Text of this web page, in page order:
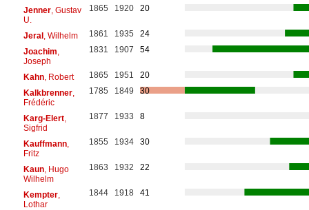
Jenner, Gustav
U.
1865 1920 20
Jeral, Wilhelm 1861 1935
24
Joachim
Joseph
1831 1907 54
Kahn, Robert 1865 1951
20
Kalkbrenner,
Frédéric
1785 1849 30
Karg-Elert,
Sigfrid
1877 1933 8
Kauffmann,
Fritz
1855 1934 30
Kaun, Hugo
Wilhelm
1863 1932 22
Kempter,
Lothar
1844 1918 41